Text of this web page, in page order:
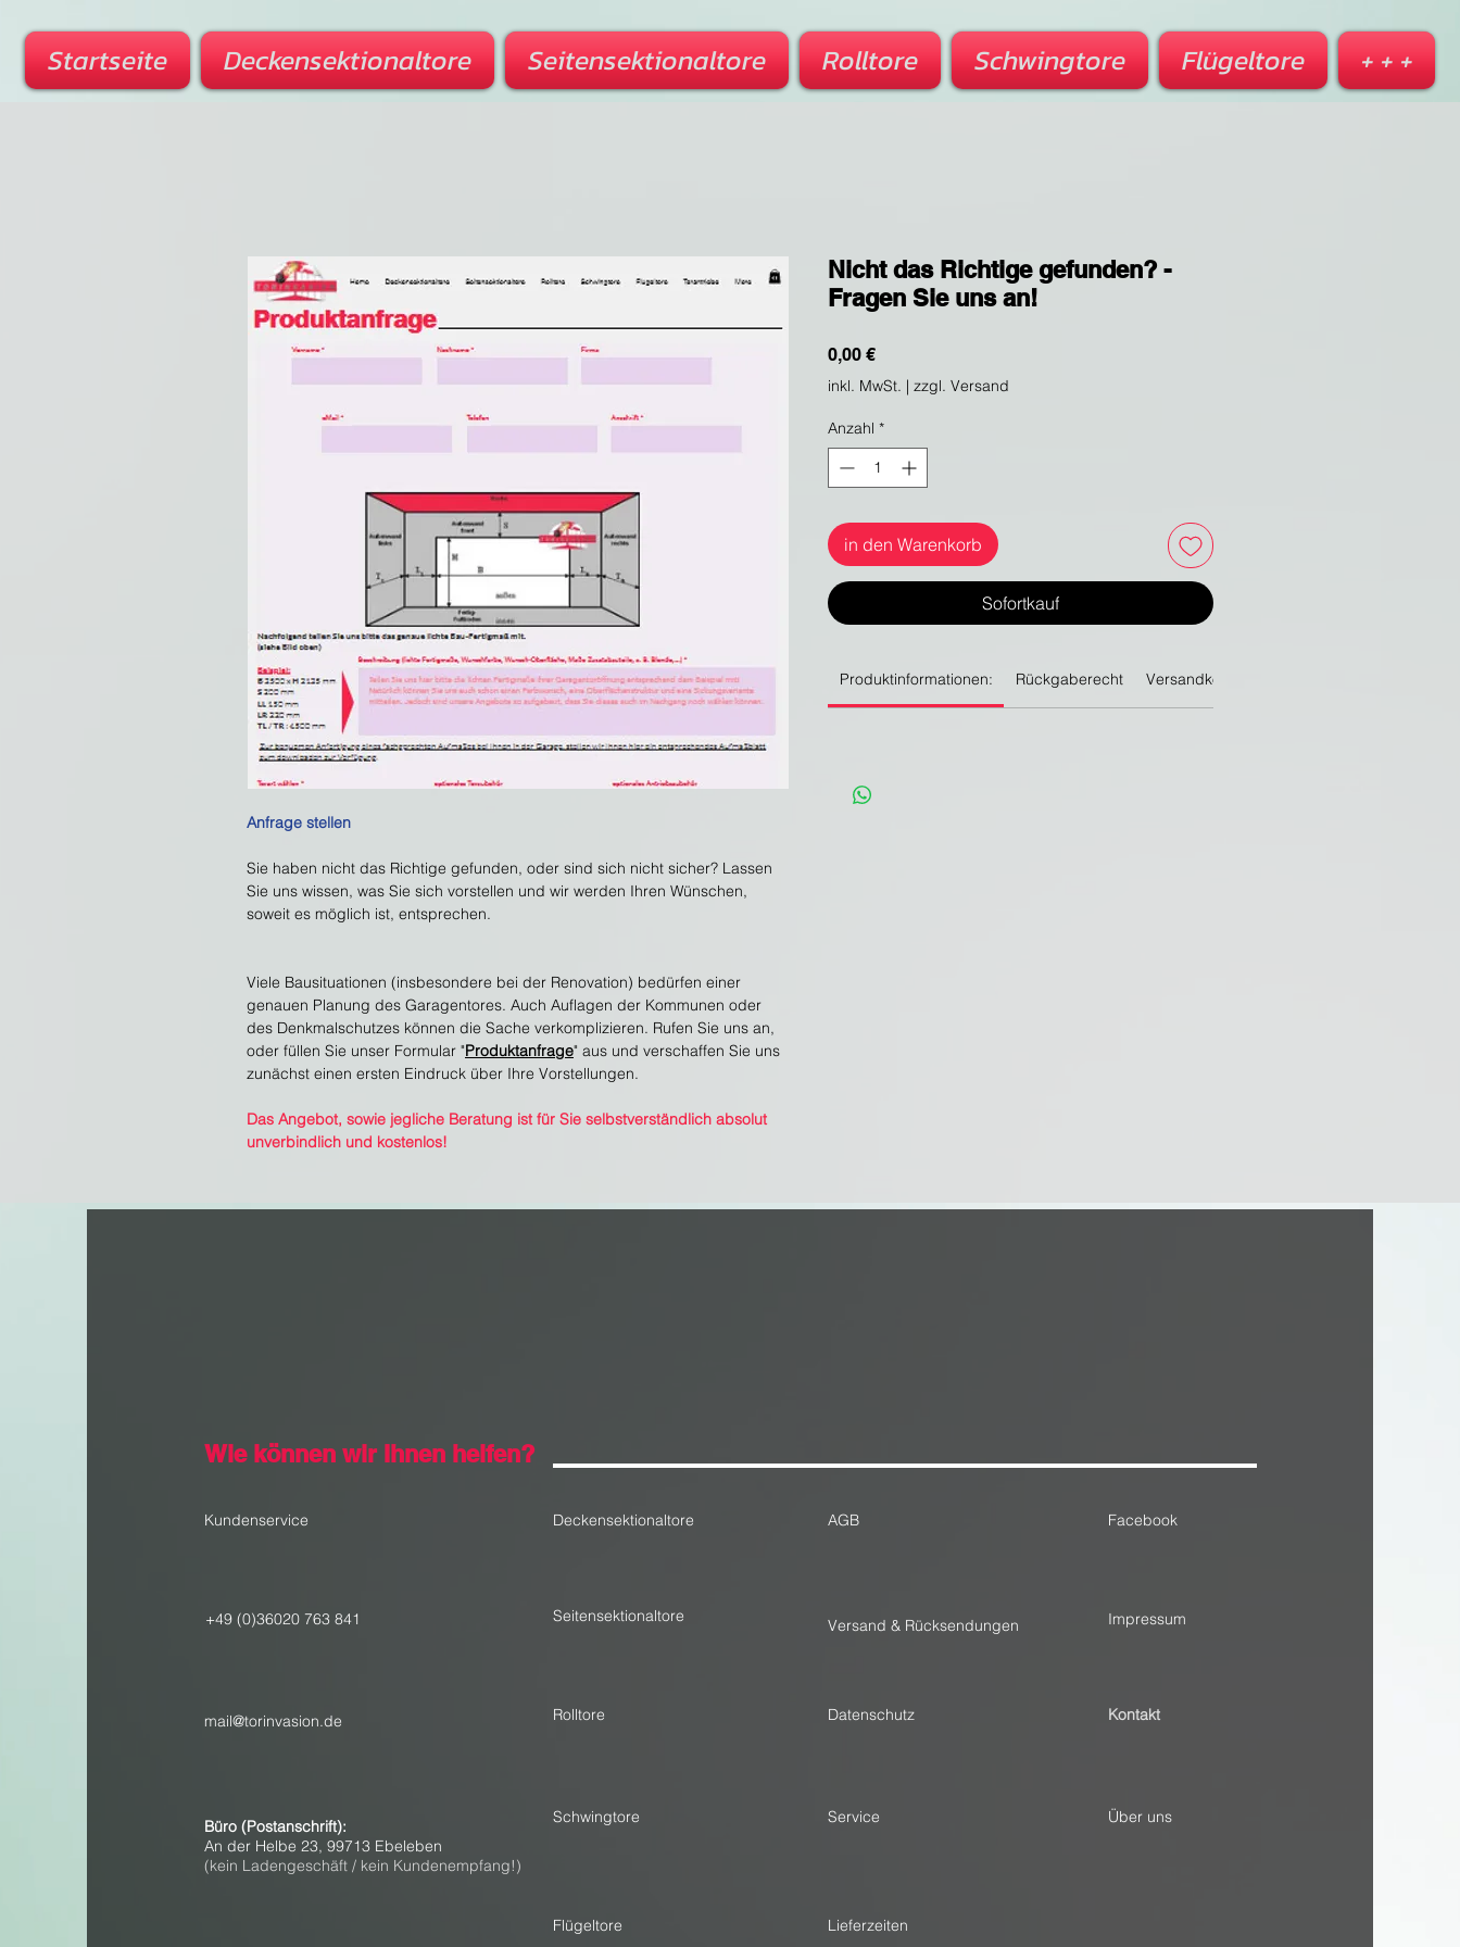
Startseite Deckensektionaltore Seitensektionaltore Rolltore Schwingtore Flügeltore + + +
Anfrage stellen
Sie haben nicht das Richtige gefunden, oder sind sich nicht sicher? Lassen
Sie uns wissen, was Sie sich vorstellen und wir werden Ihren Wünschen,
soweit es möglich ist, entsprechen.
Viele Bausituationen (insbesondere bei der Renovation) bedürfen einer
genauen Planung des Garagentores. Auch Auflagen der Kommunen oder
des Denkmalschutzes können die Sache verkomplizieren. Rufen Sie uns an,
oder füllen Sie unser Formular "Produktanfrage" aus und verschaffen Sie uns
zunächst einen ersten Eindruck über Ihre Vorstellungen.
Das Angebot, sowie jegliche Beratung ist für Sie selbstverständlich absolut
unverbindlich und kostenlos!
Nicht das Richtige gefunden? -
Fragen Sie uns an!
0,00 €Preis
inkl. MwSt. | zzgl. Versand
Anzahl *
in den Warenkorb
Sofortkauf
Produktinformationen: Rückgaberecht Versandkosten
Wie können wir Ihnen helfen?
Kundenservice Deckensektionaltore AGB Facebook
+49 (0)36020 763 841 Seitensektionaltore
mail@torinvasion.de Rolltore
Versand & Rücksendungen
Datenschutz
Impressum
Kontakt
Büro (Postanschrift):
An der Helbe 23, 99713 Ebeleben
(kein Ladengeschäft / kein Kundenempfang!)
Schwingtore
Flügeltore
Service
Lieferzeiten
Über uns